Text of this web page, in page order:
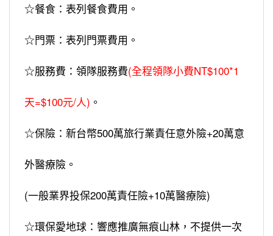
☆餐食：表列餐食費用。
☆門票：表列門票費用。
☆服務費：領隊服務費(全程領隊小費NT$100*1
天=$100元/人) 。
☆保險：新台幣500萬旅行業責任意外險+20萬意
外醫療險。
(一般業界投保200萬責任險+10萬醫療險)
☆環保愛地球：響應推廣無痕山林，不提供一次